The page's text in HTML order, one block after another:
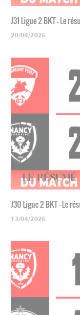
J31 Ligue 2 BKT - Le
20/04/2026
J30 Ligue 2 BKT - Le
13/04/2026